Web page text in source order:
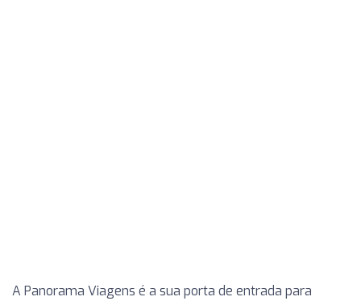
A Panorama Viagens é a sua porta de entrada para